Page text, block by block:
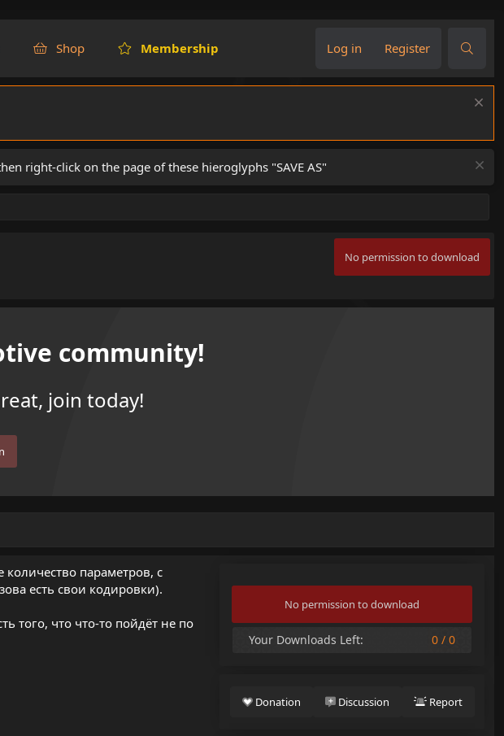
Shop Membership Log in Register
right-click on the page of these hieroglyphs "SAVE AS"
No permission to download
community!
join today!
параметров, с
есть свои кодировки).
того, что что-то пойдёт не по
Your Downloads Left: 0 / 0
No permission to download
Donation Discussion Report